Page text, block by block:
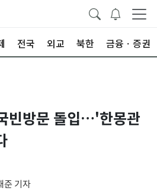
전국 외교 북한 금융ㆍ증권
빈방문 돌입…'한몽관
준 기자